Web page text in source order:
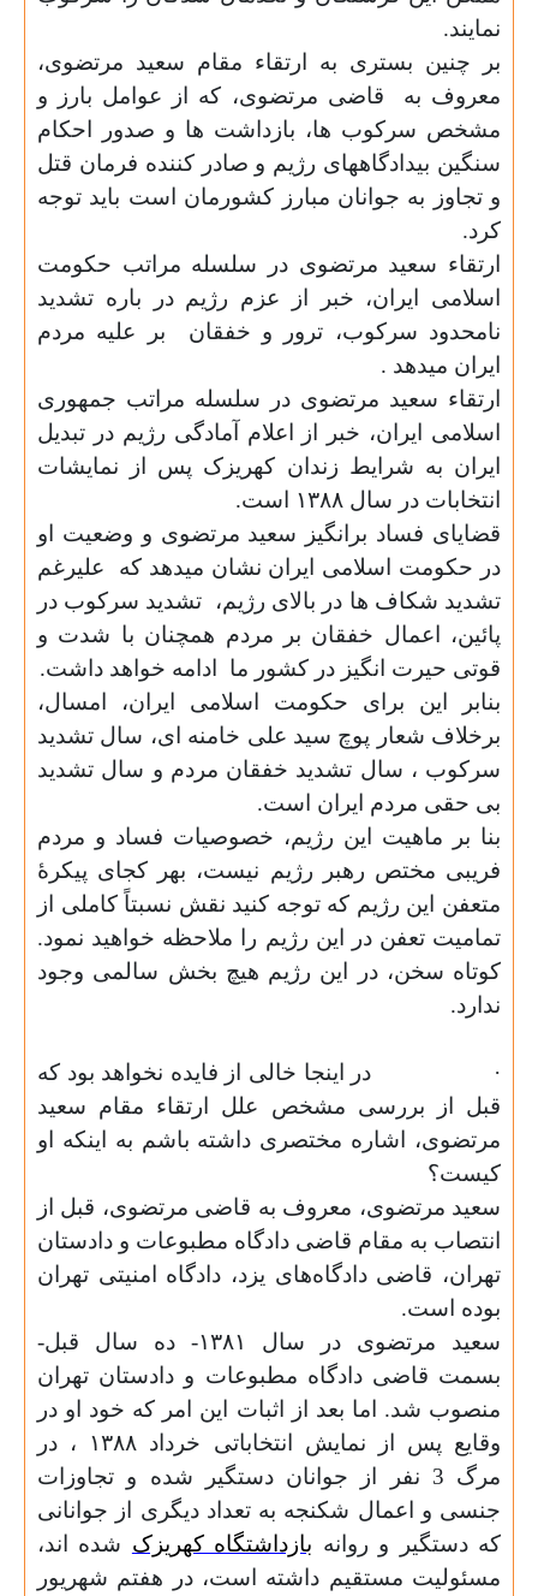
نمایند.
بر چنین بستری به ارتقاء مقام سعید مرتضوی،
معروف به
قاضی مرتضوی، که از عوامل بارز و
مشخص سرکوب ها، بازداشت ها و صدور احکام
سنگین بیدادگاههای رژیم و صادر کننده فرمان قتل
و تجاوز به جوانان مبارز کشورمان است باید توجه
کرد.
ارتقاء سعید مرتضوی در سلسله مراتب حکومت
اسلامی ایران، خبر از عزم رژیم در باره تشدید
نامحدود سرکوب، ترور و خفقان
بر علیه مردم
ایران میدهد .
ارتقاء سعید مرتضوی در سلسله مراتب جمهوری
اسلامی ایران، خبر از اعلام آمادگی رژیم در تبدیل
ایران به شرایط زندان کهریزک پس از نمایشات
انتخابات در سال ۱۳۸۸ است.
قضایای فساد برانگیز سعید مرتضوی و وضعیت او
در حکومت اسلامی ایران نشان میدهد که
علیرغم
تشدید شکاف ها در بالای رژیم،
تشدید سرکوب در
پائین، اعمال خفقان بر مردم همچنان با شدت و
قوتی حیرت انگیز در کشور ما ادامه خواهد داشت.
بنابر این برای حکومت اسلامی ایران، امسال،
برخلاف شعار پوچ سید علی خامنه ای، سال تشدید
سرکوب ، سال تشدید خفقان مردم و سال تشدید
بی حقی مردم ایران است.
بنا بر ماهیت این رژیم، خصوصیات فساد و مردم
فریبی مختص رهبر رژیم نیست، بهر کجای پیکرۀ
متعفن این رژیم که توجه کنید نقش نسبتاً کاملی از
تمامیت تعفن در این رژیم را ملاحظه خواهید نمود.
کوتاه سخن، در این رژیم هیچ بخش سالمی وجود
ندارد.
·
در اینجا خالی از فایده نخواهد بود که
قبل از بررسی مشخص علل ارتقاء مقام سعید
مرتضوی، اشاره مختصری داشته باشم به اینکه او
کیست؟
سعید مرتضوی، معروف به قاضی مرتضوی، قبل از
انتصاب به مقام قاضی دادگاه مطبوعات و دادستان
تهران، قاضی دادگاه‌های یزد، دادگاه امنیتی تهران
بوده است.
سعید مرتضوی در سال
۱۳۸۱- ده سال قبل-
بسمت قاضی دادگاه مطبوعات و دادستان تهران
منصوب شد. اما بعد از اثبات این امر که خود او در
وقایع پس از نمایش انتخاباتی خرداد ۱۳۸۸ ، در
مرگ 3 نفر از جوانان دستگیر شده و تجاوزات
جنسی و اعمال شکنجه به تعداد دیگری از جوانانی
که دستگیر و روانه بازداشتگاه کهریزک شده اند،
مسئولیت مستقیم داشته است، در هفتم شهریور